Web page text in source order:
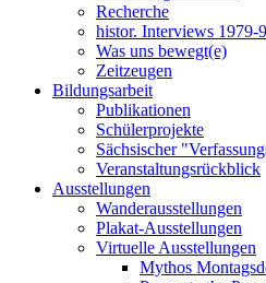
Recherche
histor. Interviews 1979-
Was uns bewegt(e)
Zeitzeugen
Bildungsarbeit
Publikationen
Schülerprojekte
Sächsischer
Veranstaltungsrückblick
Ausstellungen
Wanderausstellungen
Plakat-Ausstellungen
Virtuelle Ausstellungen
Mythos